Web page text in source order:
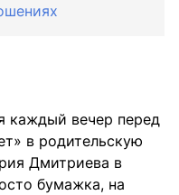
каждый вечер перед
в родительскую
Дмитриева в
бумажка, на